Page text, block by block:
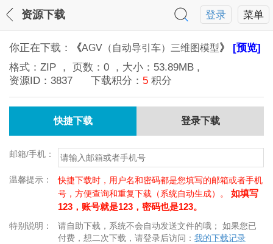
菜单
登录
资源下载
你正在下载： 《AGV（自动导引车）三维图模型》 [预览]
格式： ZIP ， 页数： 0 ，大小： 53.89MB ,
资源ID： 3837 下载积分： 5 积分
快捷下载 登录下载
邮箱/手机：
温馨提示：
快捷下载时，用户名和密码都是您填写的邮箱或者手机
号，方便查询和重复下载（系统自动生成）。 如填写
123，账号就是123，密码也是123。
特别说明：
请自助下载，系统不会自动发送文件的哦； 如果您已
付费，想二次下载，请登录后访问： 我的下载记录